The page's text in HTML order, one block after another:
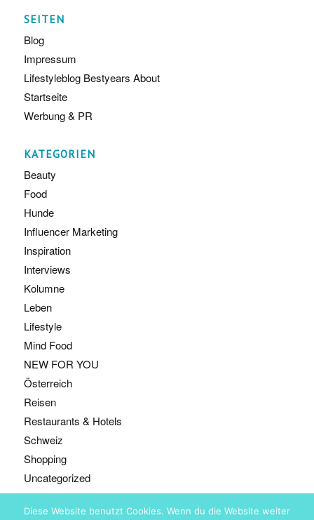
SEITEN
Blog
Impressum
Lifestyleblog Bestyears About
Startseite
Werbung & PR
KATEGORIEN
Beauty
Food
Hunde
Influencer Marketing
Inspiration
Interviews
Kolumne
Leben
Lifestyle
Mind Food
NEW FOR YOU
Österreich
Reisen
Restaurants & Hotels
Schweiz
Shopping
Uncategorized
Diese Website benutzt Cookies. Wenn du die Website weiter